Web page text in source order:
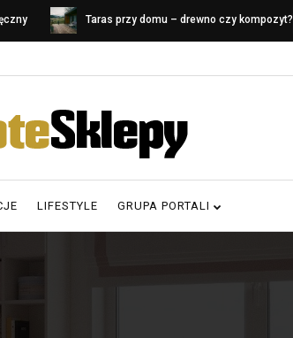
Taras przy domu – drewno czy kompozyt?
LIFESTYLE GRUPA PORTALI